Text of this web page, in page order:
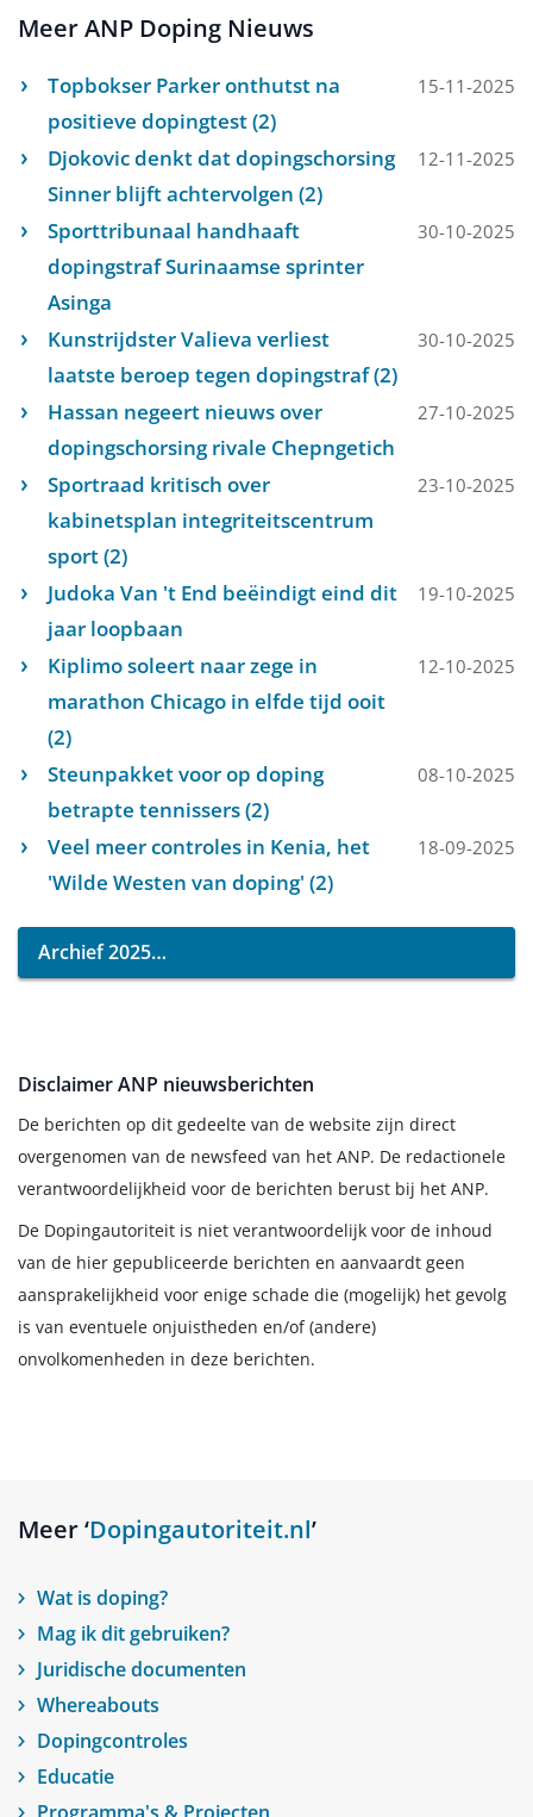
Meer ANP Doping Nieuws
Topbokser Parker onthutst na
positieve dopingtest (2)
15-11-2025
Djokovic denkt dat dopingschorsing
Sinner blijft achtervolgen (2)
12-11-2025
Sporttribunaal handhaaft
dopingstraf Surinaamse sprinter
Asinga
30-10-2025
Kunstrijdster Valieva verliest
laatste beroep tegen dopingstraf (2)
30-10-2025
Hassan negeert nieuws over
dopingschorsing rivale Chepngetich
27-10-2025
Sportraad kritisch over
kabinetsplan integriteitscentrum
sport (2)
23-10-2025
Judoka Van 't End beëindigt eind dit
jaar loopbaan
19-10-2025
Kiplimo soleert naar zege in
marathon Chicago in elfde tijd ooit
(2)
12-10-2025
Steunpakket voor op doping
betrapte tennissers (2)
08-10-2025
Veel meer controles in Kenia, het
'Wilde Westen van doping' (2)
18-09-2025
Archief 2025
Disclaimer ANP nieuwsberichten
De berichten op dit gedeelte van de website zijn direct
overgenomen van de newsfeed van het ANP. De redactionele
verantwoordelijkheid voor de berichten berust bij het ANP.
De Dopingautoriteit is niet verantwoordelijk voor de inhoud
van de hier gepubliceerde berichten en aanvaardt geen
aansprakelijkheid voor enige schade die (mogelijk) het gevolg
is van eventuele onjuistheden en/of (andere)
onvolkomenheden in deze berichten.
Meer ‘Dopingautoriteit.nl’
Wat is doping?
Mag ik dit gebruiken?
Juridische documenten
Whereabouts
Dopingcontroles
Educatie